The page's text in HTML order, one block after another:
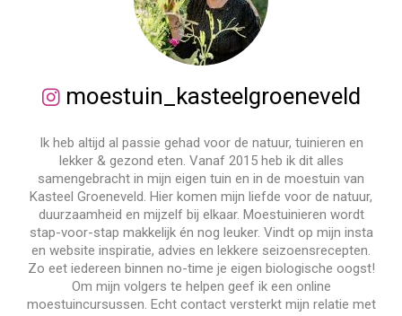
moestuin_kasteelgroeneveld
Ik heb altijd al passie gehad voor de natuur, tuinieren en
lekker & gezond eten. Vanaf 2015 heb ik dit alles
samengebracht in mijn eigen tuin en in de moestuin van
Kasteel Groeneveld. Hier komen mijn liefde voor de natuur,
duurzaamheid en mijzelf bij elkaar. Moestuinieren wordt
stap-voor-stap makkelijk én nog leuker. Vindt op mijn insta
en website inspiratie, advies en lekkere seizoensrecepten.
Zo eet iedereen binnen no-time je eigen biologische oogst!
Om mijn volgers te helpen geef ik een online
moestuincursussen. Echt contact versterkt mijn relatie met